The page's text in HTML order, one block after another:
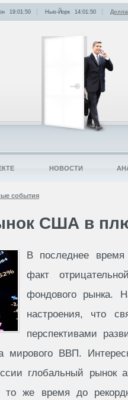
события
США в
В последнее время
факт
фондового рынка.
настроения, что
перспективами
мирового ВВП.
глобальный
же время до
19:01:50 Нью-Йорк 14:01:50
НОВОСТИ